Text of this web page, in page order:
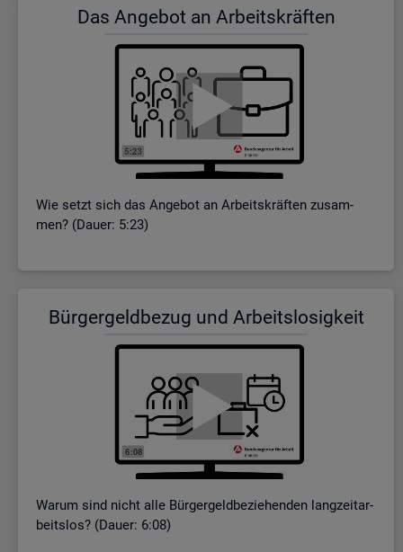
Das An­ge­bot an Ar­beits­kräf­ten
Wie setzt sich das An­ge­bot an Ar­beits­kräf­ten zu­sam­
men? (Dauer: 5:23)
Bür­ger­geld­be­zug und Ar­beits­lo­sig­keit
Warum sind nicht alle Bür­ger­geld­be­zie­hen­den lang­zeit­ar­
beits­los? (Dauer: 6:08)